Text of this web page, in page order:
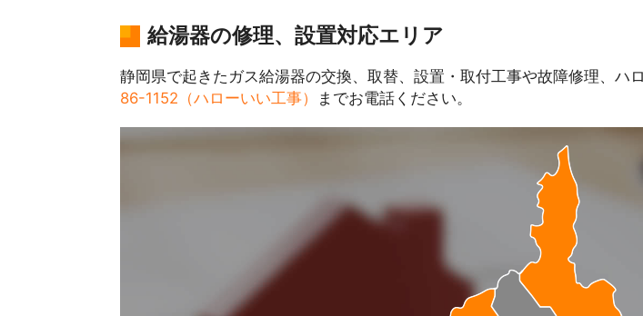
給湯器の修理、設置対応エリア
静岡県で起きたガス給湯器の交換、取替、設置・取付工事や故障修理、
86-1152（ハローいい工事）
までお電話ください。